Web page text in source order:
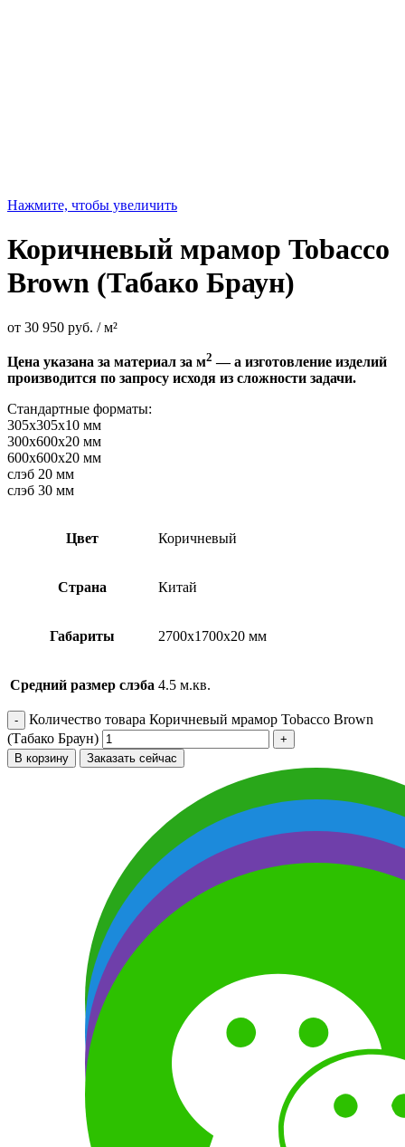
Нажмите, чтобы увеличить
Коричневый мрамор Tobacco
Brown (Табако Браун)
от 30 950 руб. / м²
Цена указана за материал за м2 — а изготовление изделий
производится по запросу исходя из сложности задачи.
Стандартные форматы:
305х305х10 мм
300х600х20 мм
600х600х20 мм
слэб 20 мм
слэб 30 мм
Цвет Коричневый
Страна Китай
Габариты 2700х1700х20 мм
Средний размер слэба 4.5 м.кв.
Количество товара Коричневый мрамор Tobacco Brown
(Табако Браун)
В корзину Заказать сейчас